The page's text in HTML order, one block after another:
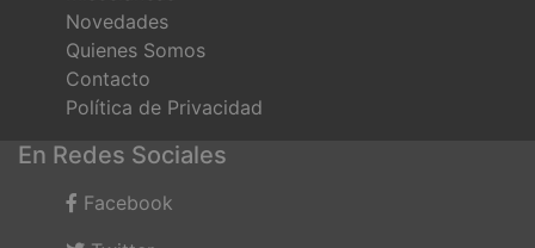
Novedades
Quienes Somos
Contacto
Política de Privacidad
En Redes Sociales
Facebook